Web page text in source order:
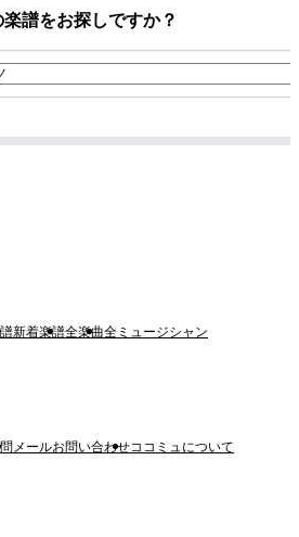
楽譜をお探しですか？
新着楽譜全楽曲全ミュージシャン
メールお問い合わせココミュについて